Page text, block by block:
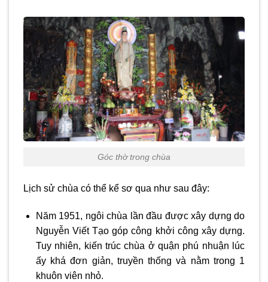
Góc thờ trong chùa
Lịch sử chùa có thể kể sơ qua như sau đây:
Năm 1951, ngôi chùa lần đầu được xây dựng do
Nguyễn Viết Tạo góp công khởi công xây dựng.
Tuy nhiên, kiến trúc chùa ở quận phú nhuận lúc
ấy khá đơn giản, truyền thống và nằm trong 1
khuôn viên nhỏ.